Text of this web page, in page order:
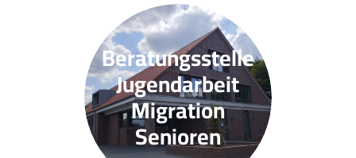
Beratungsstelle
Jugendarbeit
Migration
Senioren